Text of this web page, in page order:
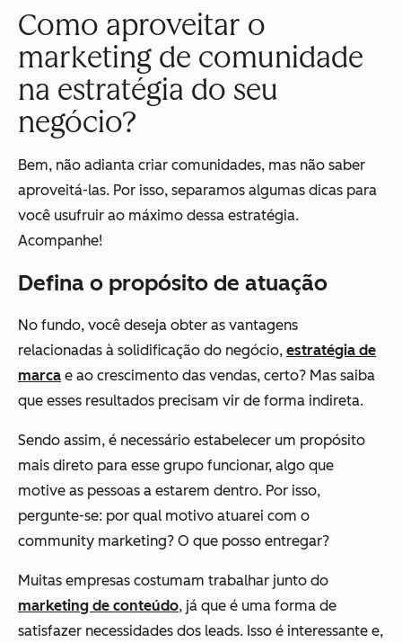
Como aproveitar o
marketing de comunidade
na estratégia do seu
negócio?
Bem, não adianta criar comunidades, mas não saber
aproveitá-las. Por isso, separamos algumas dicas para
você usufruir ao máximo dessa estratégia.
Acompanhe!
Defina o propósito de atuação
No fundo, você deseja obter as vantagens
relacionadas à solidificação do negócio, estratégia de
marca e ao crescimento das vendas, certo? Mas saiba
que esses resultados precisam vir de forma indireta.
Sendo assim, é necessário estabelecer um propósito
mais direto para esse grupo funcionar, algo que
motive as pessoas a estarem dentro. Por isso,
pergunte-se: por qual motivo atuarei com o
community marketing? O que posso entregar?
Muitas empresas costumam trabalhar junto do
marketing de conteúdo, já que é uma forma de
satisfazer necessidades dos leads. Isso é interessante e,